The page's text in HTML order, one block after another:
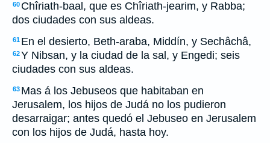
60 Chîriath-baal, que es Chîriath-jearim, y Rabba;
dos ciudades con sus aldeas.
61 En el desierto, Beth-araba, Middín, y Sechâchâ,
62Y Nibsan, y la ciudad de la sal, y Engedi; seis
ciudades con sus aldeas.
63 Mas á los Jebuseos que habitaban en
Jerusalem, los hijos de Judá no los pudieron
desarraigar; antes quedó el Jebuseo en Jerusalem
con los hijos de Judá, hasta hoy.